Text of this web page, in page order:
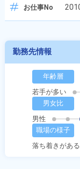
お仕事No
勤務先情報
年齢層
若手が多い
男女比
男性
職場の様子
落ち着きがある